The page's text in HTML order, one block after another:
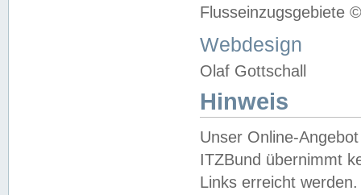
Flusseinzugsgebiete
Webdesign
Olaf Gottschall
Hinweis
Unser Online-
ITZBund übernimmt
Links erreicht